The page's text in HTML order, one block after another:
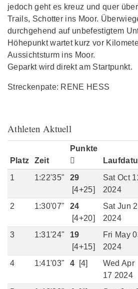
jedoch geht es kreuz und quer
Trails, Schotter ins Moor.
durchgehend auf unbefestigtem
Höhepunkt wartet kurz vor
Aussichtsturm ins Moor.
Geparkt wird direkt am Startpunkt.
Streckenpate: RENE HESS
Athleten Aktuell
Platz Zeit
Punkte
1
1:22'35"
29
[4+25]
Sat Oct
2024
2
1:30'07"
24
[4+20]
Sat Jun
2024
3
1:31'24"
19
[4+15]
Fri May
2024
4
1:41'03" 4 [4]
Wed Apr
17 2024